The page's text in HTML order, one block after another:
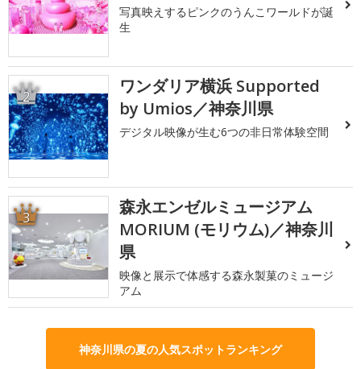
写真映えするピンクのうんこワールドが誕
生
2
ワンダリア横浜 Supported
by Umios／神奈川県
デジタル映像が生む6つの非日常体験空間
3
森永エンゼルミュージアム
MORIUM (モリウム)／神奈川
県
映像と展示で体感する森永製菓のミュージ
アム
神奈川県の夏の人気スポットランキング